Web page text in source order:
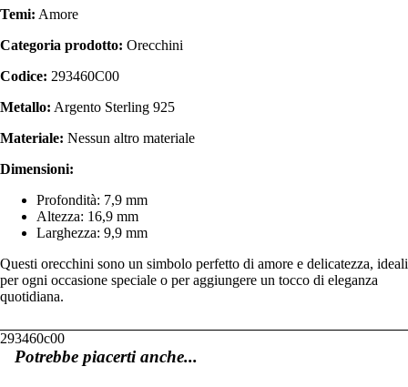
Temi: Amore
Categoria prodotto: Orecchini
Codice: 293460C00
Metallo: Argento Sterling 925
Materiale: Nessun altro materiale
Dimensioni:
Profondità: 7,9 mm
Altezza: 16,9 mm
Larghezza: 9,9 mm
Questi orecchini sono un simbolo perfetto di amore e delicatezza, ideali
per ogni occasione speciale o per aggiungere un tocco di eleganza
quotidiana.
293460c00
Potrebbe piacerti anche...